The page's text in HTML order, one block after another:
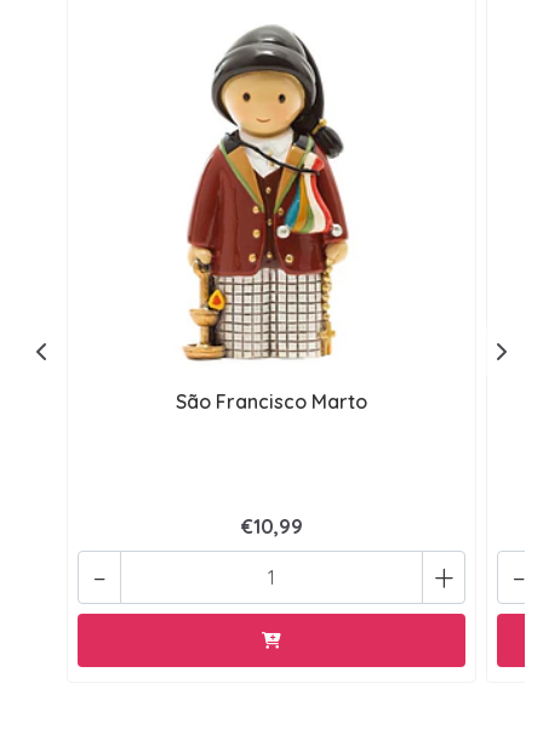
São Francisco Marto
€10,99
+
- -